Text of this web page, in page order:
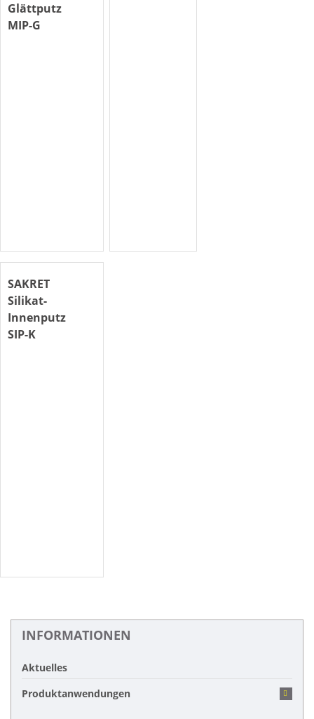
Glättputz
MIP-G
SAKRET
Silikat-
Innenputz
SIP-K
INFORMATIONEN
Aktuelles
Produktanwendungen